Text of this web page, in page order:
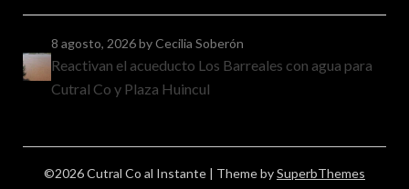
8 agosto, 2026by Cecilia Soberón
Reactivan el acueducto Los Barreales con agua para
Cutral Co y Plaza Huincul
©2026 Cutral Co al Instante | Theme bySuperbThemes